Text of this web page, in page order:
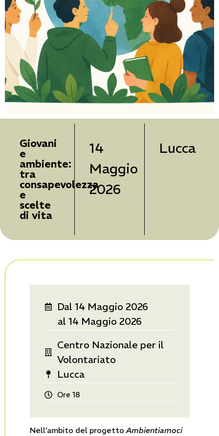
Giovani
e
ambiente:
tra
consapevolezza
e
scelte
di vita
14
Maggio
2026
Lucca
Dal 14 Maggio 2026
al 14 Maggio 2026
Centro Nazionale per il
Volontariato
Lucca
Ore 18
Nell’ambito del progettoAmbientiamoci